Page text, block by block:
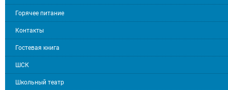
Горячее питание
Контакты
Гостевая книга
ШСК
Школьный театр